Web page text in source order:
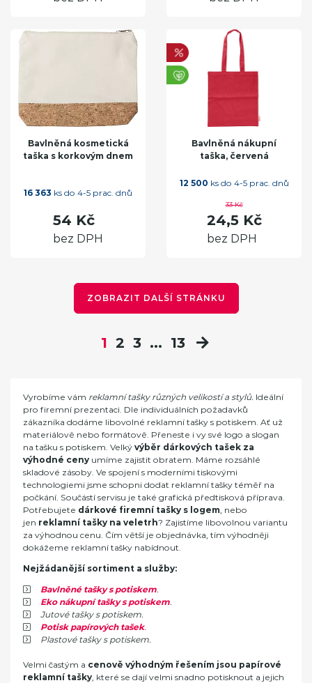
Bavlněná kosmetická
taška s korkovým dnem
16 363 ks do 4-5 prac. dnů
54 Kč
bez DPH
Bavlněná nákupní
taška, červená
12 500 ks do 4-5 prac. dnů
33 Kč
24,5 Kč
bez DPH
ZOBRAZIT DALŠÍ STRÁNKU
1 2 3 ... 13
Vyrobíme vám reklamní tašky různých velikostí a stylů. Ideální
pro firemní prezentaci. Dle individuálních požadavků
zákazníka dodáme libovolné reklamní tašky s potiskem. Ať už
materiálově nebo formátově. Přeneste i vy své logo a slogan
na tašku s potiskem. Velký výběr dárkových tašek za
výhodné ceny umíme zajistit obratem. Máme rozsáhlé
skladové zásoby. Ve spojení s moderními tiskovými
technologiemi jsme schopni dodat reklamní tašky téměř na
počkání. Součástí servisu je také grafická předtisková příprava.
Potřebujete dárkové firemní tašky s logem , nebo
jen reklamní tašky na veletrh? Zajistíme libovolnou variantu
za výhodnou cenu. Čím větší je objednávka, tím výhodněji
dokážeme reklamní tašky nabídnout.
Nejžádanější sortiment a služby:
Bavlněné tašky s potiskem.
Eko nákupní tašky s potiskem.
Jutové tašky s potiskem.
Potisk papírových tašek.
Plastové tašky s potiskem.
Velmi častým a cenově výhodným řešením jsou papírové
reklamní tašky , které se dají velmi snadno potisknout a jejich